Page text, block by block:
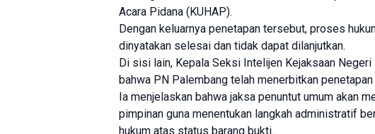
Acara Pidana (KUHAP).
Dengan keluarnya penetapan tersebut, proses
dinyatakan selesai dan tidak dapat dilanjutkan.
Di sisi lain, Kepala Seksi Intelijen Kejaksaan
bahwa PN Palembang telah menerbitkan
Ia menjelaskan bahwa jaksa penuntut umum akan
pimpinan guna menentukan langkah administratif
hukum atas status barang bukti.